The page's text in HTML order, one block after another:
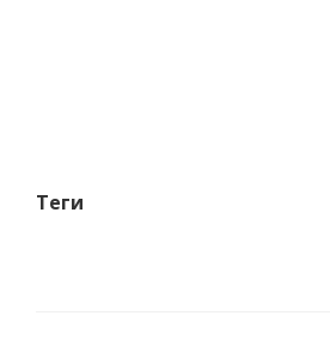
Теги